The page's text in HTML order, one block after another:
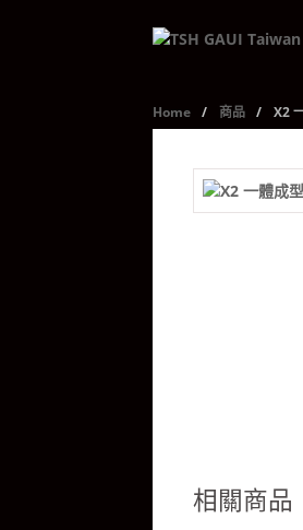
Home
/ 商品 / X2
相關商品